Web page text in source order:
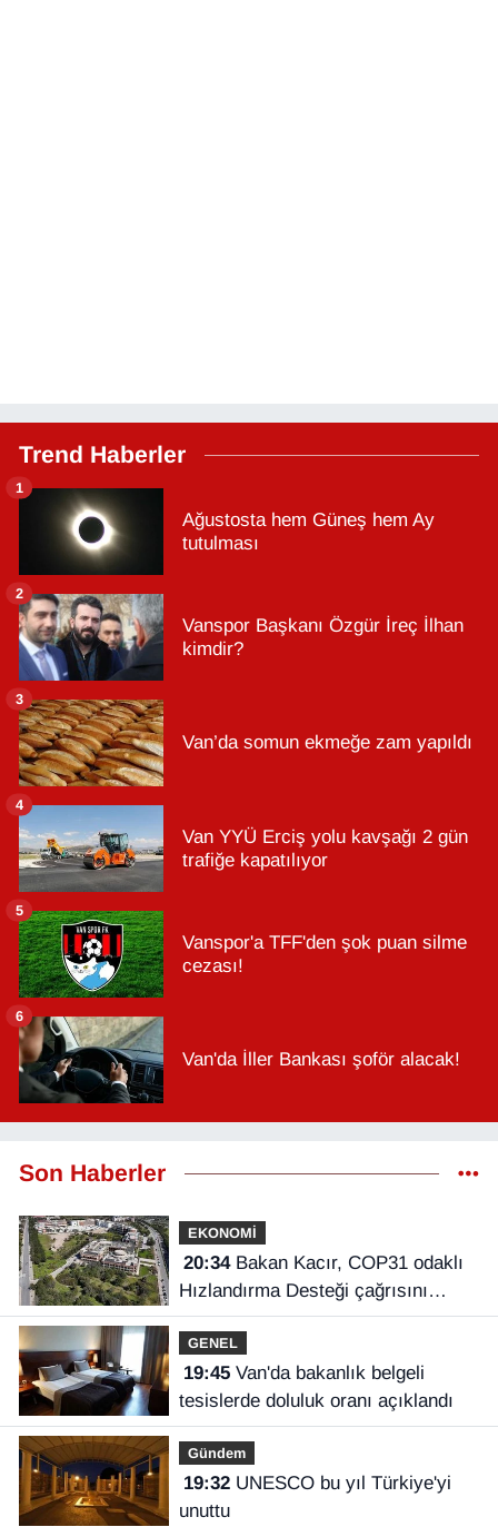
Trend Haberler
Ağustosta hem Güneş hem Ay
tutulması
1
Vanspor Başkanı Özgür İreç İlhan
kimdir?
2
Van’da somun ekmeğe zam yapıldı
3
Van YYÜ Erciş yolu kavşağı 2 gün
trafiğe kapatılıyor
4
Vanspor'a TFF'den şok puan silme
cezası!
5
Van'da İller Bankası şoför alacak!
6
Son Haberler
EKONOMİ
20:34Bakan Kacır, COP31 odaklı
Hızlandırma Desteği çağrısını
açıkladı
GENEL
19:45Van'da bakanlık belgeli
tesislerde doluluk oranı açıklandı
Gündem
19:32UNESCO bu yıl Türkiye'yi
unuttu